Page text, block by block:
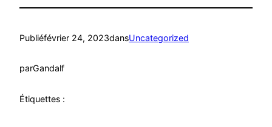
Publiéfévrier 24, 2023dansUncategorized
parGandalf
Étiquettes :